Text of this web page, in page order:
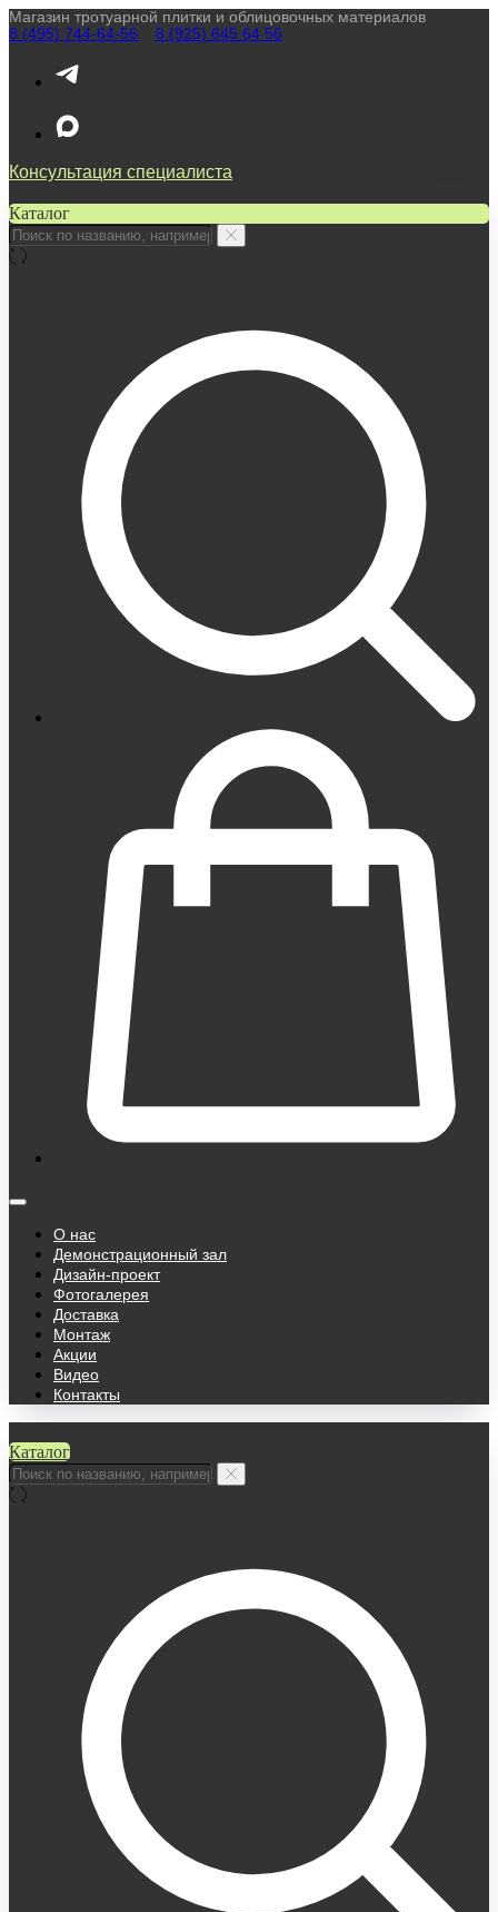
Магазин тротуарной плитки и облицовочных материалов
8 (495) 744-64-56
8 (925) 645 64 56
Консультация специалиста
Каталог
О нас
Демонстрационный зал
Дизайн-проект
Фотогалерея
Доставка
Монтаж
Акции
Видео
Контакты
Каталог